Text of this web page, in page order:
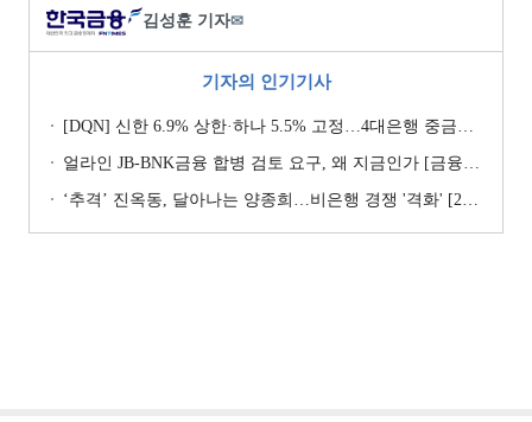
김성훈 기자✉
기자의 인기기사
[DQN] 신한 6.9% 상한·하나 5.5% 고정…4대은행 중금리대출 승부수
얼라인 JB-BNK금융 합병 검토 요구, 왜 지금인가 [금융지주는 지금]
‘추격ʼ 진옥동, 달아나는 양종희…비은행 경쟁 '격화' [2026 금융사 상반기 리그테이블]